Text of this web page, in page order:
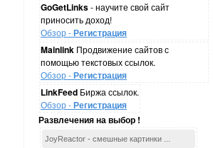
GoGetLinks- научите свой сайт
приносить доход!
Обзор -Регистрация
Mainlink Продвижение сайтов с
помощью текстовых ссылок.
Обзор -Регистрация
LinkFeed Биржа ссылок.
Обзор -Регистрация
Развлечения на выбор !
JoyReactor - смешные картинки ...